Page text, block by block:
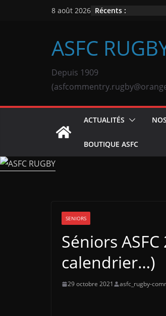
8 août 2026 Récents :
ASFC
Depuis 1909
ACTUALITÉS
BOUTIQUE ASFC
SENIORS
Séniors
calendrier…)
29 octobre 2021 asfc_rugby-